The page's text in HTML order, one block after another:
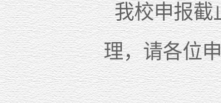
我校申报截
理，请各位